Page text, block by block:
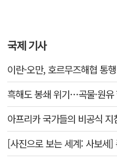
국제 기사
흑해도 봉쇄 위기…곡물·원
아프리카 국가들의 비공식